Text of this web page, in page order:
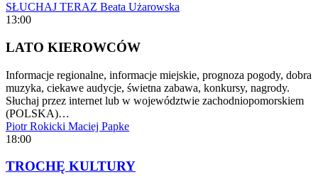
SŁUCHAJ TERAZ Beata Użarowska
13:00
LATO KIEROWCÓW
Informacje regionalne, informacje miejskie, prognoza pogody, dobra
muzyka, ciekawe audycje, świetna zabawa, konkursy, nagrody.
Słuchaj przez internet lub w województwie zachodniopomorskiem
(POLSKA)…
Piotr Rokicki Maciej Papke
18:00
TROCHĘ KULTURY